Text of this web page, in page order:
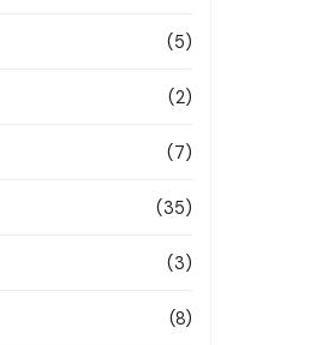
(5)
(2)
(7)
(35)
(3)
(8)